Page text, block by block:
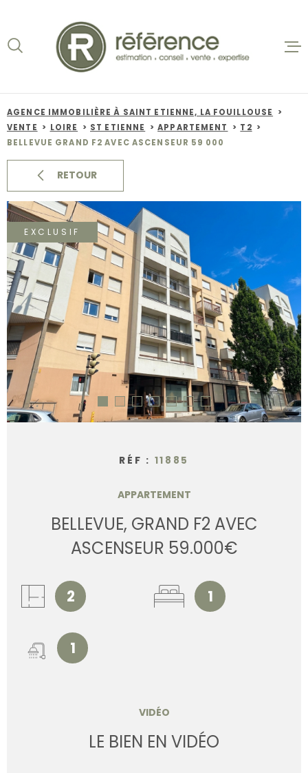
la
recherche
menu
principal
contenu
ACCUEIL
VENTES
BIENS
NOS
ALERTE
CONTACT
AGENCE IMMOBILIÈRE À SAINT ETIENNE, LA FOUILLOUSE
VENTE
LOIRE ST ETIENNE APPARTEMENT
T2
BELLEVUE GRAND F2 AVEC ASCENSEUR 59 000
RETOUR
EXCLUSIF
RÉF : 11885
APPARTEMENT
BELLEVUE, GRAND F2 AVEC
ASCENSEUR 59.000€
2 1
1
VIDÉO
LE BIEN EN VIDÉO